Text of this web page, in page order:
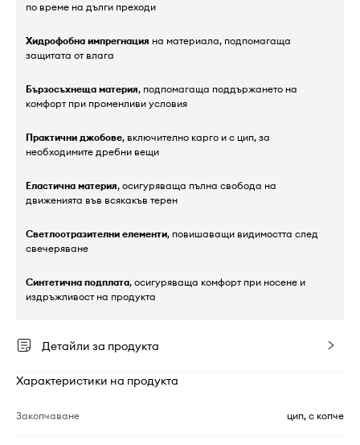
по време на дълги преходи
Хидрофобна импрегнация на материала, подпомагаща
защитата от влага
Бързосъхнеща материя, подпомагаща поддържането на
комфорт при променливи условия
Практични джобове, включително карго и с цип, за
необходимите дребни вещи
Еластична материя, осигуряваща пълна свобода на
движенията във всякакъв терен
Светлоотразителни елементи, повишаващи видимостта след
свечеряване
Синтетична подплата, осигуряваща комфорт при носене и
издръжливост на продукта
Детайли за продукта
Характеристики на продукта
Закопчаване цип, с копче